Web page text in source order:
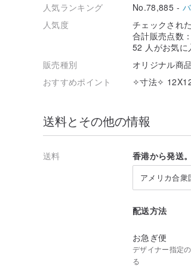
人気ランキング
No.78,885 -
人気度
チェックされ
合計販売点数
52 人がお気に
販売種別
オリジナル商品
おすすめポイント
✧寸法✧
送料とその他の情報
送料 香港から発送
アメリカ合衆
配送方法
お急ぎ便
デザイナー指定
る